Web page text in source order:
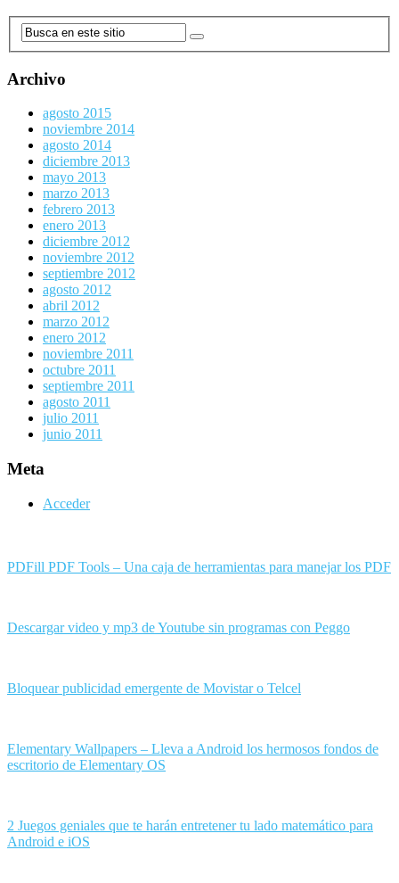
Archivo
agosto 2015
noviembre 2014
agosto 2014
diciembre 2013
mayo 2013
marzo 2013
febrero 2013
enero 2013
diciembre 2012
noviembre 2012
septiembre 2012
agosto 2012
abril 2012
marzo 2012
enero 2012
noviembre 2011
octubre 2011
septiembre 2011
agosto 2011
julio 2011
junio 2011
Meta
Acceder
PDFill PDF Tools – Una caja de herramientas para manejar los PDF
Descargar video y mp3 de Youtube sin programas con Peggo
Bloquear publicidad emergente de Movistar o Telcel
Elementary Wallpapers – Lleva a Android los hermosos fondos de
escritorio de Elementary OS
2 Juegos geniales que te harán entretener tu lado matemático para
Android e iOS